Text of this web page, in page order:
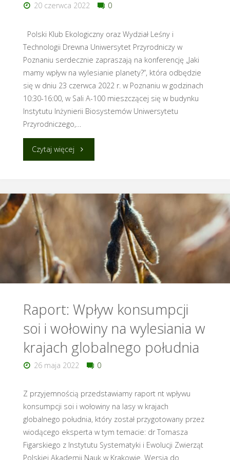
20 czerwca 2022 0
Polski Klub Ekologiczny oraz Wydział Leśny i
Technologii Drewna Uniwersytet Przyrodniczy w
Poznaniu serdecznie zapraszają na konferencję „Jaki
mamy wpływ na wylesianie planety?”, która odbędzie
się w dniu 23 czerwca 2022 r. w Poznaniu w godzinach
10:30-16:00, w Sali A-100 mieszczącej się w budynku
Instytutu Inżynierii Biosystemów Uniwersytetu
Przyrodniczego,…
Czytaj więcej "Jaki
wpływ
planety?"
Raport: Wpływ konsumpcji
soi i wołowiny na wylesiania w
krajach globalnego południa
26 maja 2022 0
Z przyjemnością przedstawiamy raport nt wpływu
konsumpcji soi i wołowiny na lasy w krajach
globalnego południa, który został przygotowany przez
wiodącego eksperta w tym temacie: dr Tomasza
Figarskiego z Instytutu Systematyki i Ewolucji Zwierząt
Polskiej Akademii Nauk w Krakowie. Wersja do